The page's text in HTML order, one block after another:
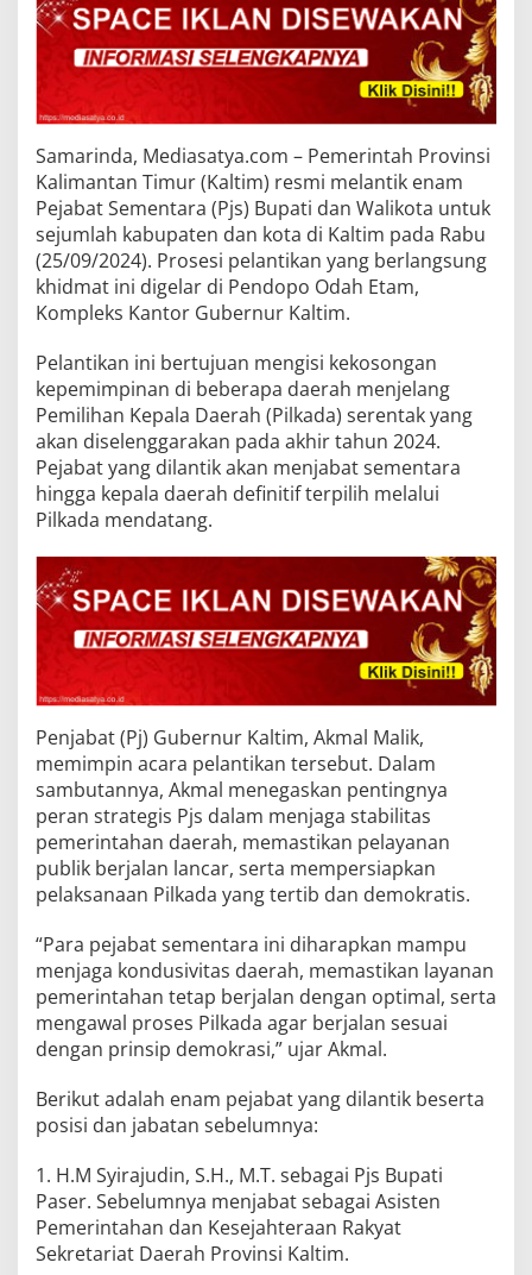
Samarinda, Mediasatya.com – Pemerintah Provinsi
Kalimantan Timur (Kaltim) resmi melantik enam
Pejabat Sementara (Pjs) Bupati dan Walikota untuk
sejumlah kabupaten dan kota di Kaltim pada Rabu
(25/09/2024). Prosesi pelantikan yang berlangsung
khidmat ini digelar di Pendopo Odah Etam,
Kompleks Kantor Gubernur Kaltim.
Pelantikan ini bertujuan mengisi kekosongan
kepemimpinan di beberapa daerah menjelang
Pemilihan Kepala Daerah (Pilkada) serentak yang
akan diselenggarakan pada akhir tahun 2024.
Pejabat yang dilantik akan menjabat sementara
hingga kepala daerah definitif terpilih melalui
Pilkada mendatang.
Penjabat (Pj) Gubernur Kaltim, Akmal Malik,
memimpin acara pelantikan tersebut. Dalam
sambutannya, Akmal menegaskan pentingnya
peran strategis Pjs dalam menjaga stabilitas
pemerintahan daerah, memastikan pelayanan
publik berjalan lancar, serta mempersiapkan
pelaksanaan Pilkada yang tertib dan demokratis.
“Para pejabat sementara ini diharapkan mampu
menjaga kondusivitas daerah, memastikan layanan
pemerintahan tetap berjalan dengan optimal, serta
mengawal proses Pilkada agar berjalan sesuai
dengan prinsip demokrasi,” ujar Akmal.
Berikut adalah enam pejabat yang dilantik beserta
posisi dan jabatan sebelumnya:
1. H.M Syirajudin, S.H., M.T. sebagai Pjs Bupati
Paser. Sebelumnya menjabat sebagai Asisten
Pemerintahan dan Kesejahteraan Rakyat
Sekretariat Daerah Provinsi Kaltim.